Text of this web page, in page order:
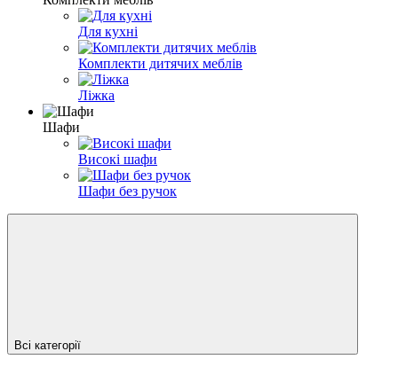
Для кухні
Комплекти дитячих меблів
Ліжка
Шафи
Високі шафи
Шафи без ручок
Всі категорії